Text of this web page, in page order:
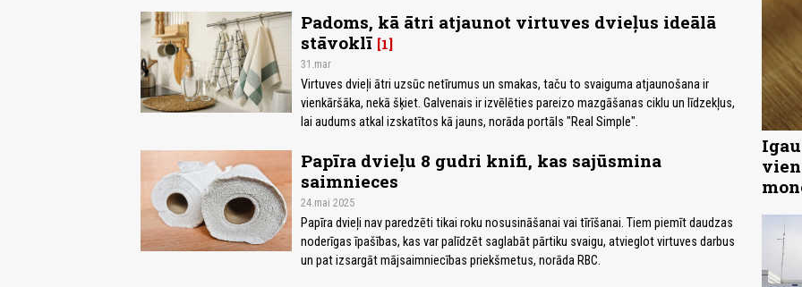
Padoms, kā ātri atjaunot virtuves dvieļus ideālā
stāvoklī 1
31.mar
Virtuves dvieļi ātri uzsūc netīrumus un smakas, taču to svaiguma atjaunošana ir
vienkāršāka, nekā šķiet. Galvenais ir izvēlēties pareizo mazgāšanas ciklu un līdzekļus,
lai audums atkal izskatītos kā jauns, norāda portāls "Real Simple".
Papīra dvieļu 8 gudri knifi, kas sajūsmina
saimnieces
24.mai 2025
Papīra dvieļi nav paredzēti tikai roku nosusināšanai vai tīrīšanai. Tiem piemīt daudzas
noderīgas īpašības, kas var palīdzēt saglabāt pārtiku svaigu, atvieglot virtuves darbus
un pat izsargāt mājsaimniecības priekšmetus, norāda RBC.